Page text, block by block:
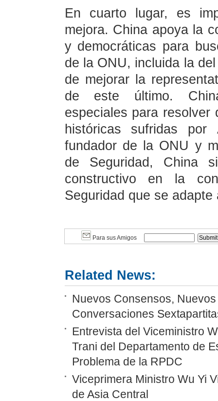
En cuarto lugar, es
mejora. China apoya la
y democráticas para
de la ONU, incluida la
de mejorar la
de este último.
especiales para resolver
históricas sufridas por
fundador de la ONU y
de Seguridad, China
constructivo en la
Seguridad que se
Para sus Amigos
Related News:
Nuevos Consensos,
Conversaciones
Entrevista del Viceministro
Trani del Departamento de
Problema de la RPDC
Viceprimera Ministro Wu Yi
de Asia Central